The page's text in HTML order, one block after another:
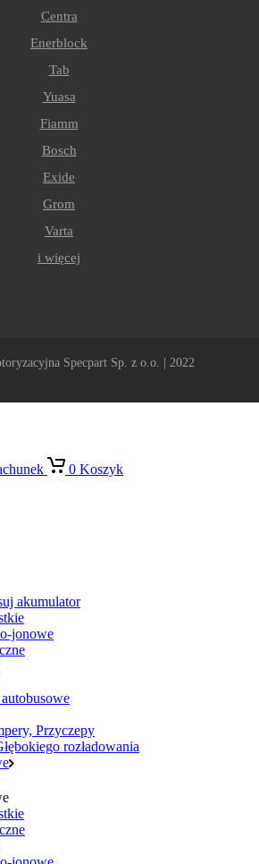
Centra
Enerblock
Tab
Yuasa
Fiamm
Bosch
Exide
Grom
Varta
i więcej
Specpart Sp. z o.o. | 2022
0 Koszyk
akumulator
jonowe
Przyczepy
rozładowania